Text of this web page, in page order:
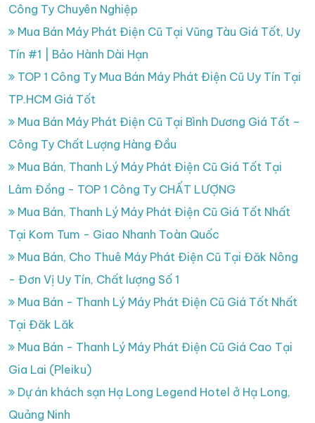
Công Ty Chuyên Nghiệp
Mua Bán Máy Phát Điện Cũ Tại Vũng Tàu Giá Tốt, Uy
Tín #1 | Bảo Hành Dài Hạn
TOP 1 Công Ty Mua Bán Máy Phát Điện Cũ Uy Tín Tại
TP.HCM Giá Tốt
Mua Bán Máy Phát Điện Cũ Tại Bình Dương Giá Tốt –
Công Ty Chất Lượng Hàng Đầu
Mua Bán, Thanh Lý Máy Phát Điện Cũ Giá Tốt Tại
Lâm Đồng - TOP 1 Công Ty CHẤT LƯỢNG
Mua Bán, Thanh Lý Máy Phát Điện Cũ Giá Tốt Nhất
Tại Kom Tum - Giao Nhanh Toàn Quốc
Mua Bán, Cho Thuê Máy Phát Điện Cũ Tại Đăk Nông
- Đơn Vị Uy Tín, Chất lượng Số 1
Mua Bán - Thanh Lý Máy Phát Điện Cũ Giá Tốt Nhất
Tại Đăk Lăk
Mua Bán - Thanh Lý Máy Phát Điện Cũ Giá Cao Tại
Gia Lai (Pleiku)
Dự án khách sạn Hạ Long Legend Hotel ở Hạ Long,
Quảng Ninh